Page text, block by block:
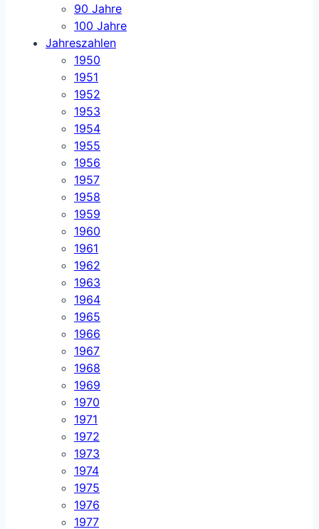
90 Jahre
100 Jahre
Jahreszahlen
1950
1951
1952
1953
1954
1955
1956
1957
1958
1959
1960
1961
1962
1963
1964
1965
1966
1967
1968
1969
1970
1971
1972
1973
1974
1975
1976
1977